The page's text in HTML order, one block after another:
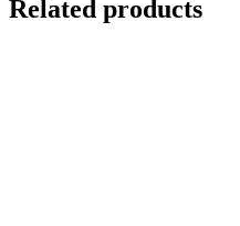
Related products